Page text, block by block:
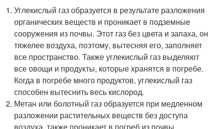
Углекислый газ образуется в результате разложения
органических веществ и проникает в подземные
сооружения из почвы. Этот газ без цвета и запаха, он
тяжелее воздуха, поэтому, вытесняя его, заполняет
все пространство. Также углекислый газ выделяют
все овощи и продукты, которые хранятся в погребе.
Когда в погребе много продуктов, углекислый газ
способен вытеснить весь кислород.
Метан или болотный газ образуется при медленном
разложении растительных веществ без доступа